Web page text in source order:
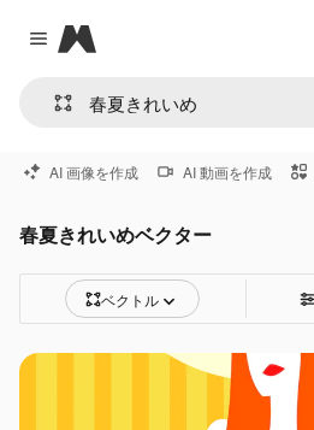
Close menu
Magnific
AI 画像を作成 AI 動画を作成
春夏きれいめベクター
ベクトル